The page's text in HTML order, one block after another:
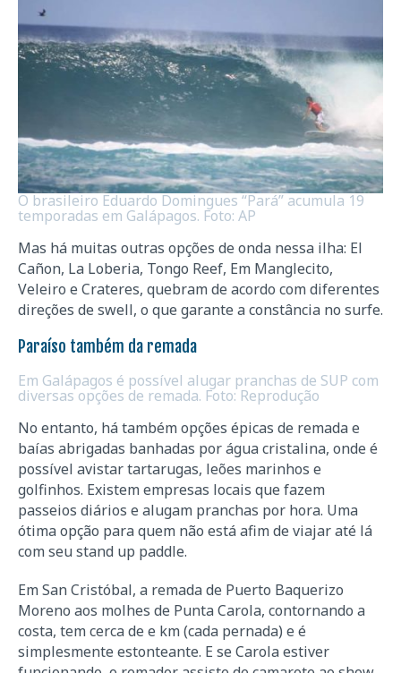
O brasileiro Eduardo Domingues “Pará” acumula 19
temporadas em Galápagos. Foto: AP
Mas há muitas outras opções de onda nessa ilha: El
Cañon, La Loberia, Tongo Reef, Em Manglecito,
Veleiro e Crateres, quebram de acordo com diferentes
direções de swell, o que garante a constância no surfe.
Paraíso também da remada
Em Galápagos é possível alugar pranchas de SUP com
diversas opções de remada. Foto: Reprodução
No entanto, há também opções épicas de remada e
baías abrigadas banhadas por água cristalina, onde é
possível avistar tartarugas, leões marinhos e
golfinhos. Existem empresas locais que fazem
passeios diários e alugam pranchas por hora. Uma
ótima opção para quem não está afim de viajar até lá
com seu stand up paddle.
Em San Cristóbal, a remada de Puerto Baquerizo
Moreno aos molhes de Punta Carola, contornando a
costa, tem cerca de e km (cada pernada) e é
simplesmente estonteante. E se Carola estiver